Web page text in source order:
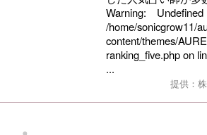
Warning:
/home/sonicgrow11/
content/themes/
ranking_five.phpon
...
提供：